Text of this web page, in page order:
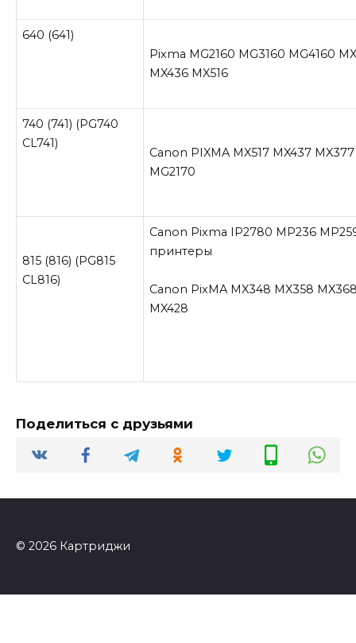
640 (641)
Pixma MG2160 MG3160 MG4160
MX436 MX516
740 (741) (PG740
CL741)
Canon PIXMA MX517 MX437
MG2170
815 (816) (PG815
CL816)
Canon Pixma IP2780 MP236
принтеры
Canon PixMA MX348 MX358
MX428
Поделиться с друзьями
© 2026 Картриджи